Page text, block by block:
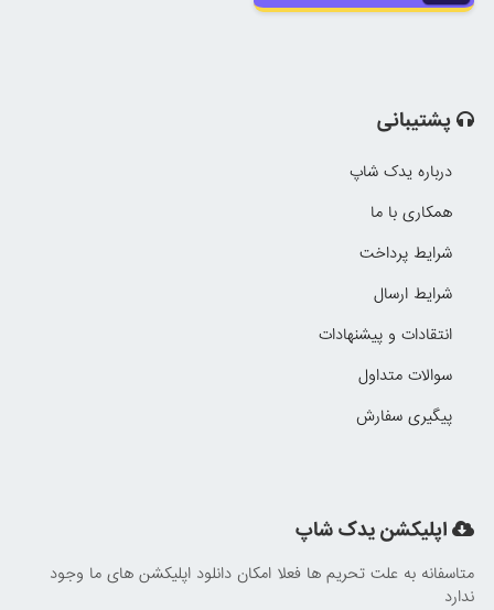
پشتیبانی
درباره یدک شاپ
همکاری با ما
شرایط پرداخت
شرایط ارسال
انتقادات و پیشنهادات
سوالات متداول
پیگیری سفارش
اپلیکشن یدک شاپ
متاسفانه به علت تحریم ها فعلا امکان دانلود اپلیکشن های ما وجود
ندارد